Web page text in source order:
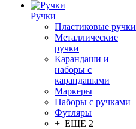
Ручки
Пластиковые ручки
Металлические
ручки
Карандаши и
наборы с
карандашами
Маркеры
Наборы с ручками
Футляры
+ ЕЩЕ 2